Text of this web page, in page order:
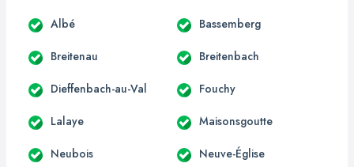
Albé Bassemberg
Breitenau Breitenbach
Dieffenbach-au-Val Fouchy
Lalaye Maisonsgoutte
Neubois Neuve-Église